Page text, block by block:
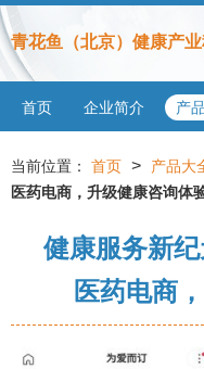
青花鱼（北京）健康产
首页 企业简介 产
当前位置： 首页 > 产品大
医药电商，升级健康咨询体
健康服务新
医药电商